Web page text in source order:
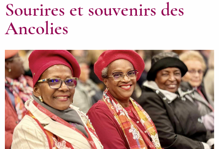
Sourires et souvenirs des
Ancolies